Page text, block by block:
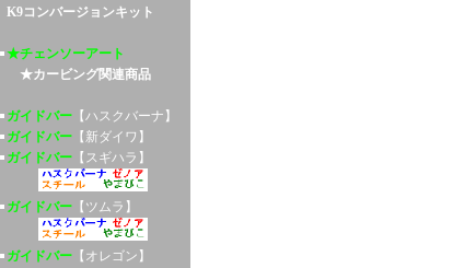
K9コンバージョンキット
★チェンソーアート
★カービング関連商品
ガイドバー 【ハスクバーナ】
ガイドバー 【新ダイワ】
ガイドバー 【スギハラ】
ガイドバー 【ツムラ】
ガイドバー 【オレゴン】